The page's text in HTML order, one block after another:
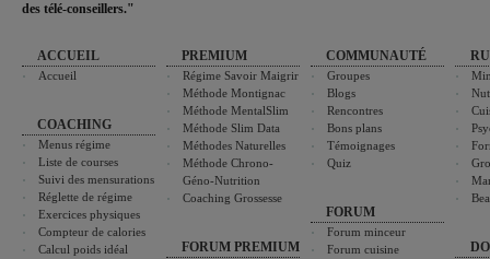
des télé-conseillers."
ACCUEIL
Accueil
COACHING
Menus régime
Liste de courses
Suivi des mensurations
Réglette de régime
Exercices physiques
Compteur de calories
Calcul poids idéal
PREMIUM
Régime Savoir Maigrir
Méthode Montignac
Méthode MentalSlim
Méthode Slim Data
Méthodes Naturelles
Méthode Chrono-
Géno-Nutrition
Coaching Grossesse
FORUM PREMIUM
COMMUNAUTÉ
Groupes
Blogs
Rencontres
Bons plans
Témoignages
Quiz
FORUM
Forum minceur
Forum cuisine